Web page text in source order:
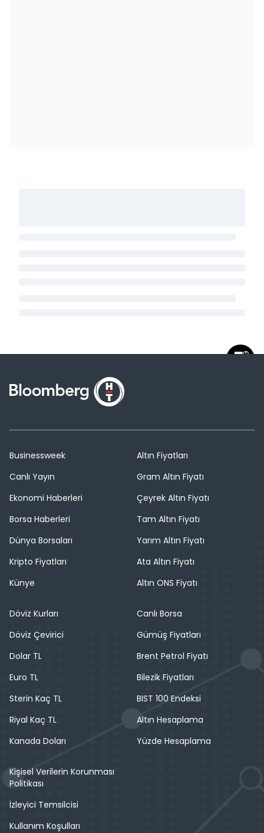
Businessweek
Canlı Yayın
Ekonomi Haberleri
Borsa Haberleri
Dünya Borsaları
Kripto Fiyatları
Künye
Altın Fiyatları
Gram Altın Fiyatı
Çeyrek Altın Fiyatı
Tam Altın Fiyatı
Yarım Altın Fiyatı
Ata Altın Fiyatı
Altın ONS Fiyatı
Döviz Kurları
Döviz Çevirici
Dolar TL
Euro TL
Sterin Kaç TL
Riyal Kaç TL
Kanada Doları
Canlı Borsa
Gümüş Fiyatları
Brent Petrol Fiyatı
Bilezik Fiyatları
BIST 100 Endeksi
Altın Hesaplama
Yüzde Hesaplama
Kişisel Verilerin Korunması
Politikası
İzleyici Temsilcisi
Kullanım Koşulları